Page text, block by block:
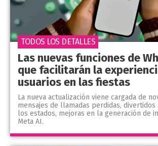
Las nuevas funciones de
que facilitarán la
usuarios en las fiestas
La nueva actualización viene cargada de
mensajes de llamadas perdidas,
los estados, mejoras en la generación de
Meta AI.
TODOS LOS DETALLES